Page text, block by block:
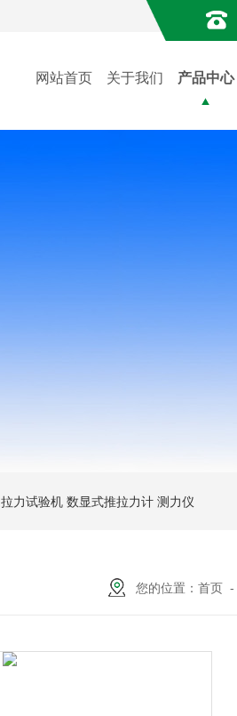
网站首页 关于我们 产品中心
拉力试验机 数显式推拉力计 测力仪
您的位置：首页 -